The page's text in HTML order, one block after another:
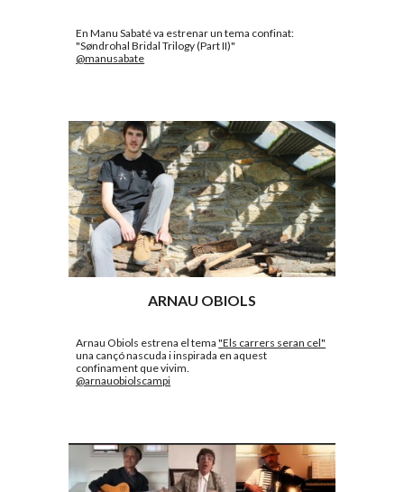
En Manu Sabaté va estrenar un tema confinat:
"Søndrohal Bridal Trilogy (Part II)"
@manusabate
ARNAU OBIOLS
Arnau Obiols estrena el tema "Els carrers seran cel"
una cançó nascuda i inspirada en aquest
confinament que vivim.
@arnauobiolscampi